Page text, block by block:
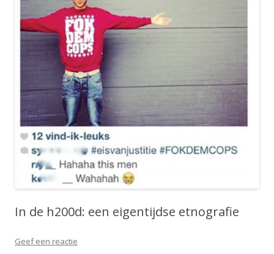
In de h200d: een eigentijdse etnografie
Geef een reactie